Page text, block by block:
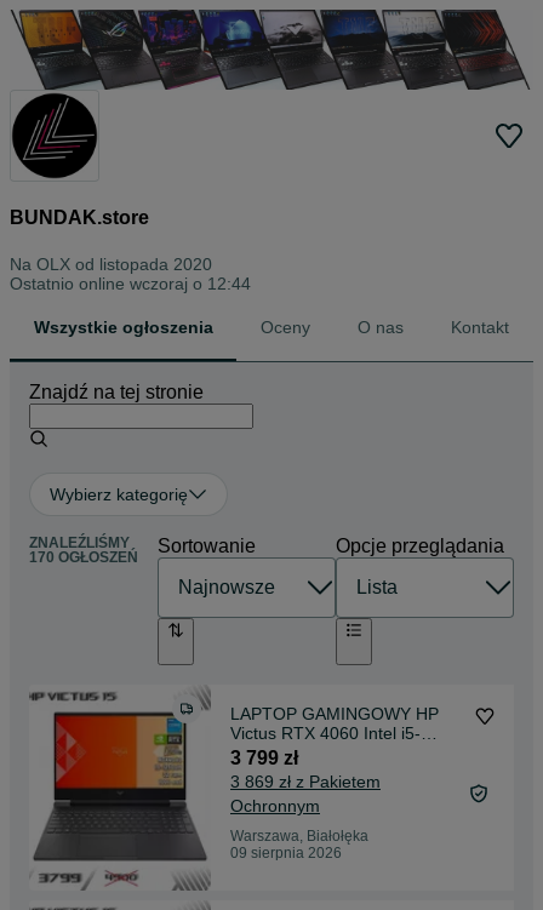
BUNDAK.store
Na OLX od listopada 2020
Ostatnio online wczoraj o 12:44
Wszystkie ogłoszenia Oceny O nas Kontakt
Znajdź na tej stronie
Wybierz kategorię
ZNALEŹLIŚMY
170 OGŁOSZEŃ
Sortowanie Opcje przeglądania
LAPTOP GAMINGOWY HP
Victus RTX 4060 Intel i5-
12500H 144 hz
3 799 zł
3 869 zł z Pakietem
Ochronnym
Warszawa, Białołęka
09 sierpnia 2026